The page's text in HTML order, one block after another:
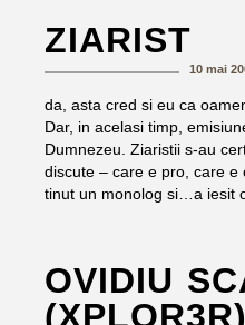
ZIARIST
10 mai
da, asta cred si eu ca
Dar, in acelasi timp,
Dumnezeu. Ziaristii s-au
discute – care e pro, care
tinut un monolog si…a iesit
OVIDIU
(XPLOR3R)